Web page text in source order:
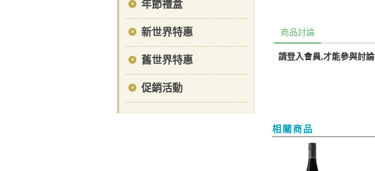
年節禮盒
新世界特惠
舊世界特惠
促銷活動
商品討論
請登入會員,才能參與討論
相關商品